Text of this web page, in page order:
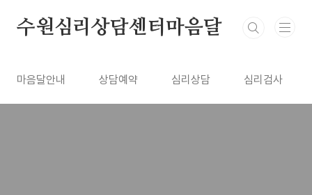
수원심리상담센터마음달
마음달안내 상담예약 심리상담 심리검사